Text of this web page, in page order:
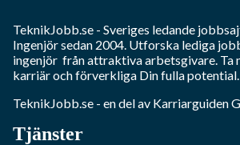
TeknikJobb.se - Sveriges ledande
Ingenjörsedan 2004. Utforska lediga
ingenjör från attraktiva arbetsgivare. Ta
karriär och förverkliga Din fulla potential.
TeknikJobb.se - en del av Karriarguiden
Tjänster